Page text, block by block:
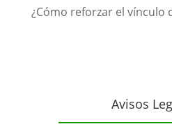
¿Cómo reforzar el vínculo
Avisos